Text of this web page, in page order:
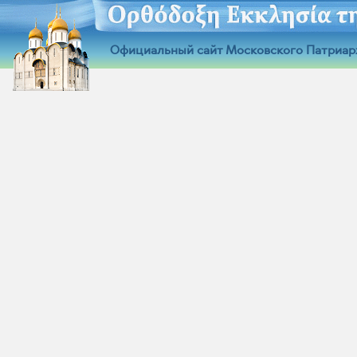
Официальный сайт Московского